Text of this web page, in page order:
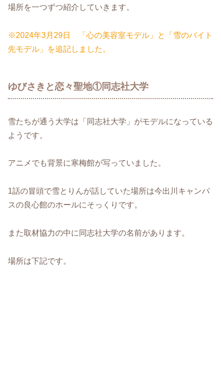
場所を一つずつ紹介していきます。
※2024年3月29日 「心の美容室モデル」と「雪のバイト
先モデル」を追記しました。
ゆびさきと恋々聖地①同志社大学
雪たちが通う大学は「同志社大学」がモデルになっている
ようです。
アニメでも背景に寒梅館が写っていました。
1話の冒頭で雪とりんが話していた場所は今出川キャンパ
スの良心館のホールにそっくりです。
また取材協力の中に同志社大学の名前があります。
場所は下記です。